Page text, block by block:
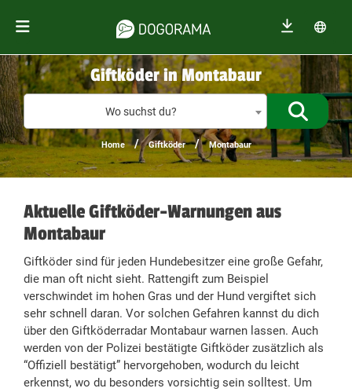
Giftköder in Montabaur
Wo suchst du?
Home / Giftköder / Montabaur
Aktuelle Giftköder-Warnungen aus
Montabaur
Giftköder sind für jeden Hundebesitzer eine große Gefahr,
die man oft nicht sieht. Rattengift zum Beispiel
verschwindet im hohen Gras und der Hund vergiftet sich
sehr schnell daran. Vor solchen Gefahren kannst du dich
über den Giftköderradar Montabaur warnen lassen. Auch
werden von der Polizei bestätigte Giftköder zusätzlich als
“Offiziell bestätigt” hervorgehoben, wodurch du leicht
erkennst, wo du besonders vorsichtig sein solltest. Um